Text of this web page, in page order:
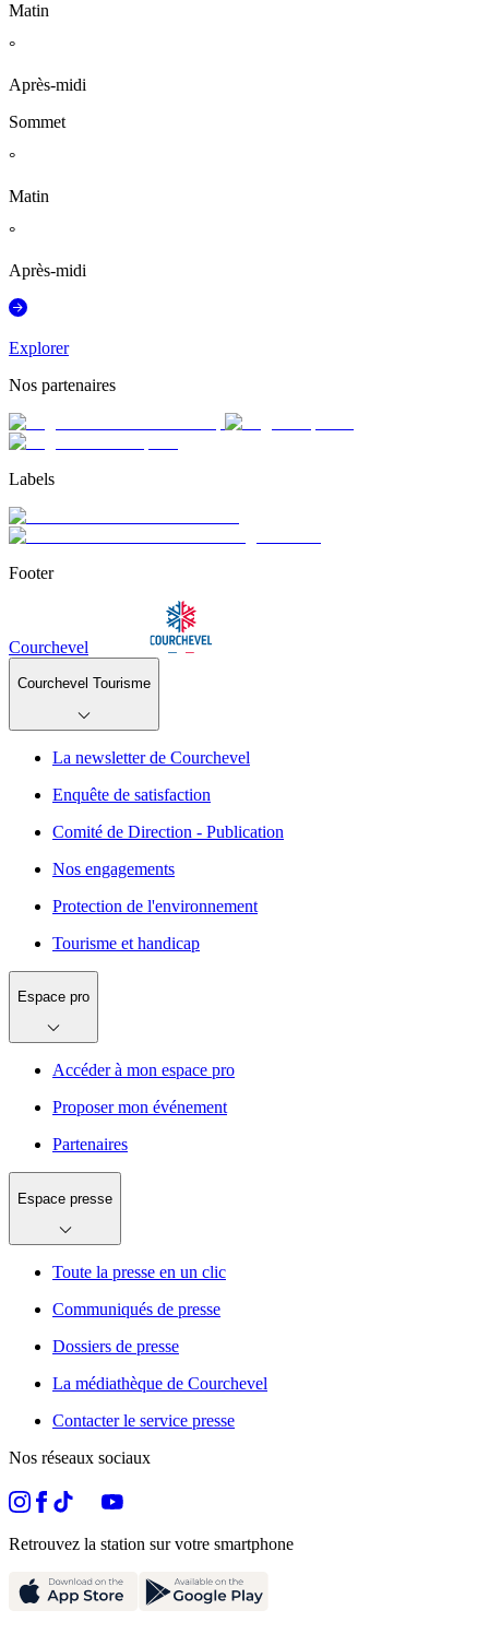
Matin
°
Après-midi
Sommet
°
Matin
°
Après-midi
Explorer
Nos partenaires
Labels
Footer
Courchevel
Courchevel Tourisme
La newsletter de Courchevel
Enquête de satisfaction
Comité de Direction - Publication
Nos engagements
Protection de l'environnement
Tourisme et handicap
Espace pro
Accéder à mon espace pro
Proposer mon événement
Partenaires
Espace presse
Toute la presse en un clic
Communiqués de presse
Dossiers de presse
La médiathèque de Courchevel
Contacter le service presse
Nos réseaux sociaux
Retrouvez la station sur votre smartphone